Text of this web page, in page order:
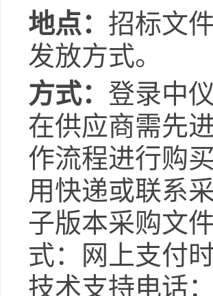
地点： 招标文
发放方式。
方式： 登录中
在供应商需先
作流程进行购
用快递或联系
子版本采购文
式：网上支付
技术支持电话：